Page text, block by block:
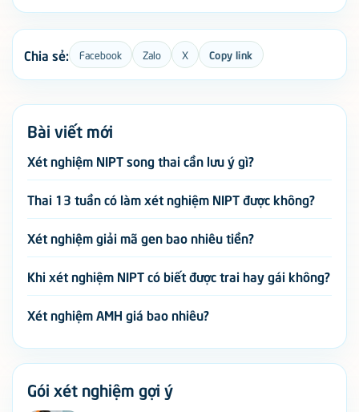
Chia sẻ: Facebook Zalo X Copy link
Bài viết mới
Xét nghiệm NIPT song thai cần lưu ý gì?
Thai 13 tuần có làm xét nghiệm NIPT được không?
Xét nghiệm giải mã gen bao nhiêu tiền?
Khi xét nghiệm NIPT có biết được trai hay gái không?
Xét nghiệm AMH giá bao nhiêu?
Gói xét nghiệm gợi ý